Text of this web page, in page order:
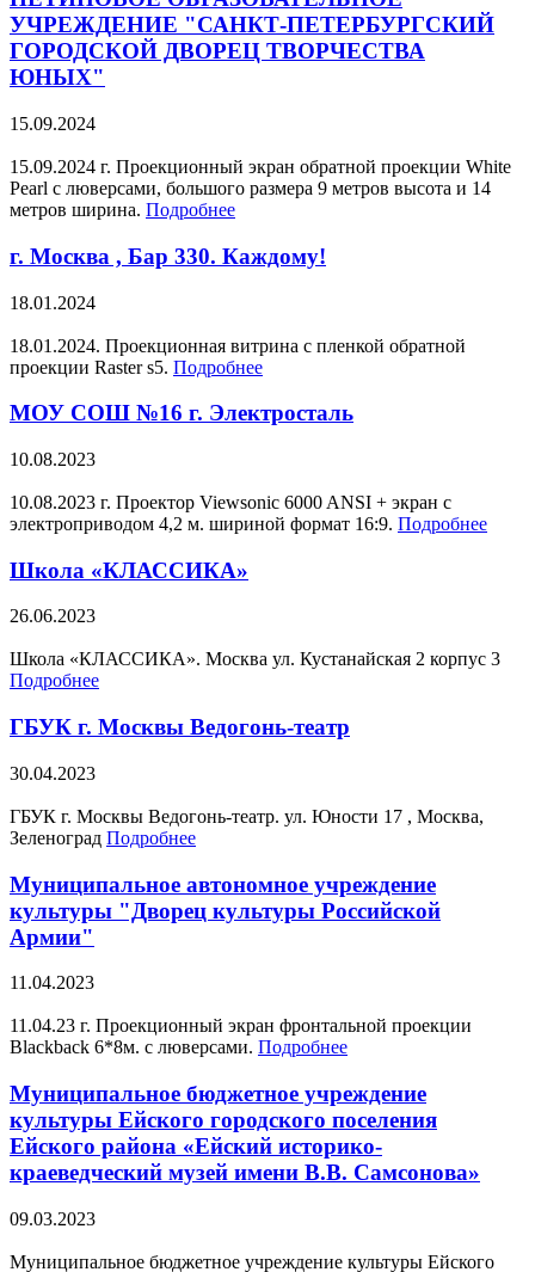
УЧРЕЖДЕНИЕ "САНКТ-ПЕТЕРБУРГСКИЙ
ГОРОДСКОЙ ДВОРЕЦ ТВОРЧЕСТВА
ЮНЫХ"
15.09.2024
15.09.2024 г. Проекционный экран обратной проекции White
Pearl с люверсами, большого размера 9 метров высота и 14
метров ширина. Подробнее
г. Москва , Бар 330. Каждому!
18.01.2024
18.01.2024. Проекционная витрина с пленкой обратной
проекции Raster s5. Подробнее
МОУ СОШ №16 г. Электросталь
10.08.2023
10.08.2023 г. Проектор Viewsonic 6000 ANSI + экран с
электроприводом 4,2 м. шириной формат 16:9. Подробнее
Школа «КЛАССИКА»
26.06.2023
Школа «КЛАССИКА». Москва ул. Кустанайская 2 корпус 3
Подробнее
ГБУК г. Москвы Ведогонь-театр
30.04.2023
ГБУК г. Москвы Ведогонь-театр. ул. Юности 17 , Москва,
Зеленоград Подробнее
Муниципальное автономное учреждение
культуры "Дворец культуры Российской
Армии"
11.04.2023
11.04.23 г. Проекционный экран фронтальной проекции
Blackback 6*8м. с люверсами. Подробнее
Муниципальное бюджетное учреждение
культуры Ейского городского поселения
Ейского района «Ейский историко-
краеведческий музей имени В.В. Самсонова»
09.03.2023
Муниципальное бюджетное учреждение культуры Ейского